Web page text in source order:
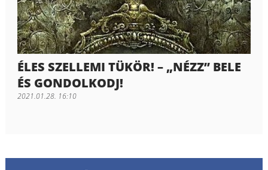
ÉLES SZELLEMI TÜKÖR! – „NÉZZ” BELE
ÉS GONDOLKODJ!
2021.01.28. 16:10